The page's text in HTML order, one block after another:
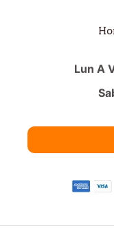
Lun A